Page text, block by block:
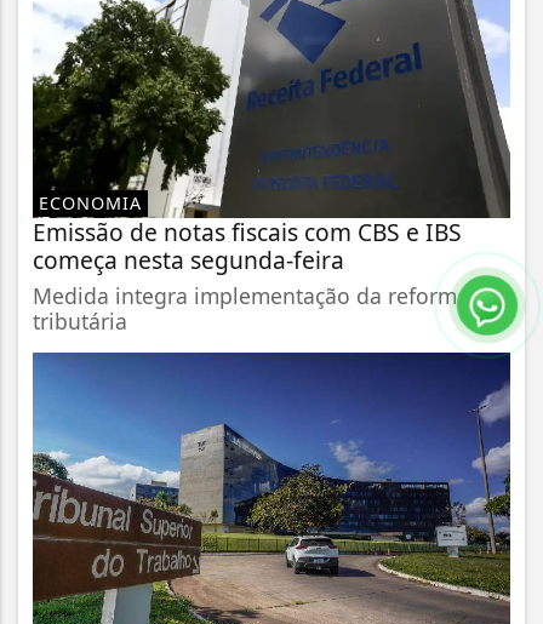
ECONOMIA
Emissão de notas fiscais com CBS e IBS
começa nesta segunda-feira
Medida integra implementação da reforma
tributária